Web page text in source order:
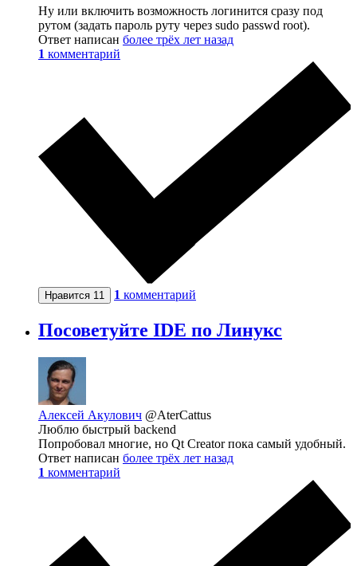
Ну или включить возможность логинится сразу под
рутом (задать пароль руту через sudo passwd root).
Ответ написан более трёх лет назад
1 комментарий
Нравится 11 1 комментарий
Посоветуйте IDE по Линукс
Алексей Акулович @AterCattus
Люблю быстрый backend
Попробовал многие, но Qt Creator пока самый удобный.
Ответ написан более трёх лет назад
1 комментарий